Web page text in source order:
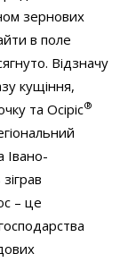
зернових
в поле
Відзначу
кущіння,
та Осіріс®
Івано-
– це